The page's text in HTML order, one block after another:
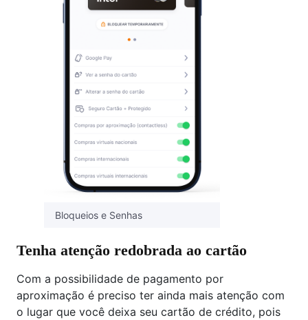
Bloqueios e Senhas
Tenha atenção redobrada ao cartão
Com a possibilidade de pagamento por
aproximação é preciso ter ainda mais atenção com
o lugar que você deixa seu cartão de crédito, pois